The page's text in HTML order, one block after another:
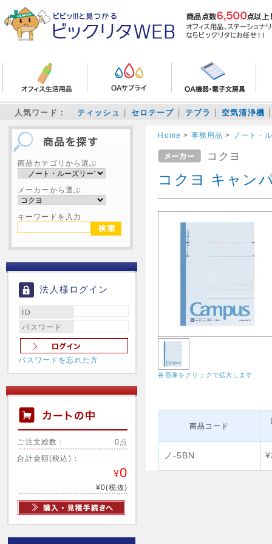
人気ワード： ティッシュ セロテープ テプラ 空気清浄機
商品カテゴリから選ぶ
メーカーから選ぶ
キーワードを入力
法人様ログイン
ID
パスワード
パスワードを忘れた方
ご注文総数： 0点
合計金額(税込)：
¥0
¥0(税抜)
Home > 事務用品 > ノート・
コクヨ
コクヨ キャン
各画像をクリックで拡大します
商品コード
ノ-5BN